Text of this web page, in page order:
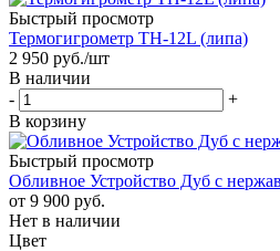
Быстрый просмотр
Термогигрометр TH-12L (липа)
2 950 руб./шт
В наличии
-
+
В корзину
Быстрый просмотр
Обливное Устройство Дуб с
от 9 900 руб.
Нет в наличии
Цвет